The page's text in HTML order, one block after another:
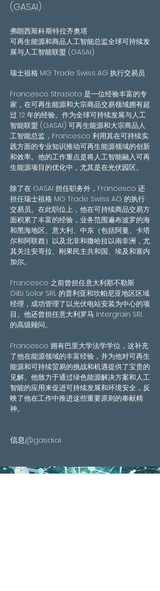
(GASAI)
弗朗西斯科·斯特拉齐奥塔
可再生能源和商品人工智能总监全球可持续发
展与人工智能联盟 (GASAI)
瑞士祖格 MG Trade Swiss AG 执行交易员
Francesco Straziota 是一位经验丰富的专
家，在可再生能源和大宗商品交易领域拥有超
过 12 年的经验。作为全球可持续发展与人工
智能联盟 (GASAI) 可再生能源和大宗商品人
工智能总监，Francesco 利用其在可持续实
践方面的专业知识推动可再生能源领域的创新
和效率。他的工作重点是将人工智能融入可再
生能源项目的优化中，尤其是在光伏园区。
除了在 GASAI 担任职务外，Francesco 还
担任瑞士祖格 MG Trade Swiss AG 的执行
交易员。在此职位上，他在可持续商品交易方
面积累了丰富的经验，业务范围遍布波罗的海
和黑海地区、意大利、中东（包括阿曼、卡塔
尔和阿联酋）以及北非和撒哈拉以南非洲，尤
其关注安哥拉、刚果民主共和国、埃及和塞内
加尔。
Francesco 之前曾担任意大利那不勒斯
GiBi Solar SRL 的普利亚和坎帕尼亚地区区域
经理，成功管理了以光伏电站安装为中心的项
目。他还曾担任意大利罗马 Intergrain SRL
的高级顾问。
Francesco 拥有巴里大学法学学位，这补充
了他在能源领域的丰富经验，并为他对可再生
能源和可持续贸易的挑战和机遇提供了宝贵的
见解。他致力于通过绿色能源解决方案和人工
智能的应用来促进可持续发展和环境安全，反
映了他在工作中推进这些重要原则的奉献精
神。
信息@gasai.ai